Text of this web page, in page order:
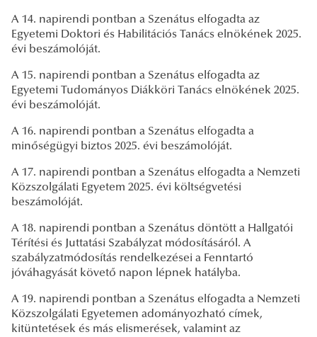
A 14. napirendi pontban a Szenátus elfogadta az
Egyetemi Doktori és Habilitációs Tanács elnökének 2025.
évi beszámolóját.
A 15. napirendi pontban a Szenátus elfogadta az
Egyetemi Tudományos Diákköri Tanács elnökének 2025.
évi beszámolóját.
A 16. napirendi pontban a Szenátus elfogadta a
minőségügyi biztos 2025. évi beszámolóját.
A 17. napirendi pontban a Szenátus elfogadta a Nemzeti
Közszolgálati Egyetem 2025. évi költségvetési
beszámolóját.
A 18. napirendi pontban a Szenátus döntött a Hallgatói
Térítési és Juttatási Szabályzat módosításáról. A
szabályzatmódosítás rendelkezései a Fenntartó
jóváhagyását követő napon lépnek hatályba.
A 19. napirendi pontban a Szenátus elfogadta a Nemzeti
Közszolgálati Egyetemen adományozható címek,
kitüntetések és más elismerések, valamint az